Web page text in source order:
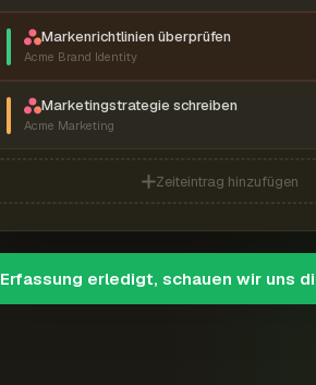
Markenrichtlinien überprüfen
Acme Brand Identity
Marketingstrategie schreiben
Acme Marketing
Zeiteintrag hinzufügen
Erfassung erledigt, schauen wir uns